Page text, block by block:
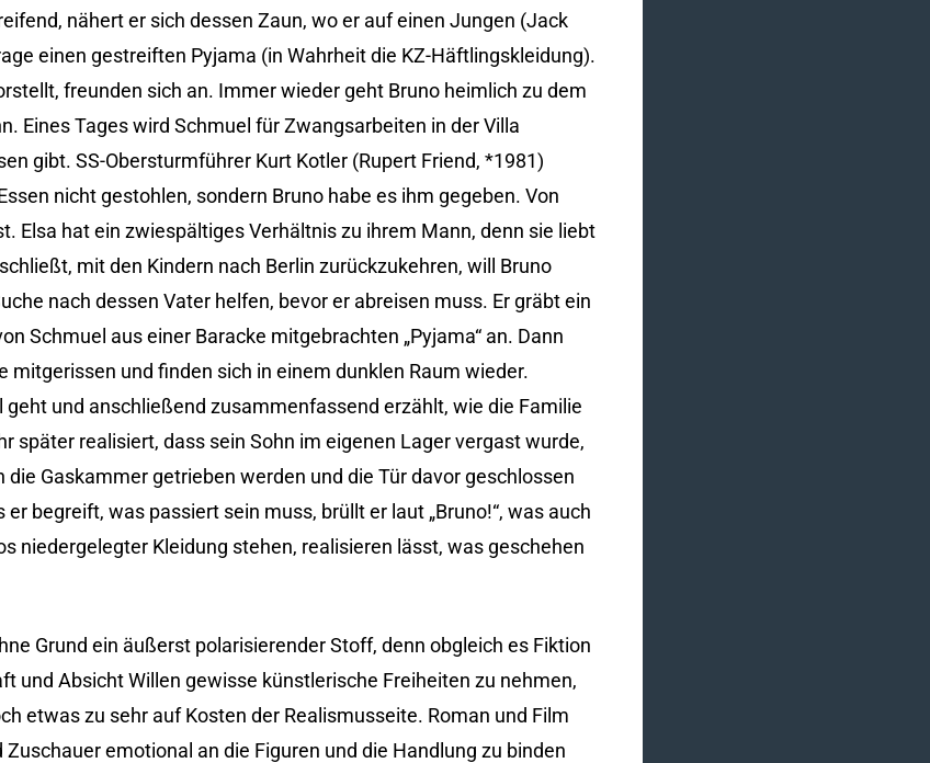
nähert er sich dessen Zaun, wo er auf einen Jungen (Jack
einen gestreiften Pyjama (in Wahrheit die KZ-Häftlingskleidung).
freunden sich an. Immer wieder geht Bruno heimlich zu dem
Eines Tages wird Schmuel für Zwangsarbeiten in der Villa
gibt. SS-Obersturmführer Kurt Kotler (Rupert Friend, *1981)
nicht gestohlen, sondern Bruno habe es ihm gegeben. Von
Elsa hat ein zwiespältiges Verhältnis zu ihrem Mann, denn sie liebt
mit den Kindern nach Berlin zurückzukehren, will Bruno
nach dessen Vater helfen, bevor er abreisen muss. Er gräbt ein
Schmuel aus einer Baracke mitgebrachten „Pyjama“ an. Dann
mitgerissen und finden sich in einem dunklen Raum wieder.
und anschließend zusammenfassend erzählt, wie die Familie
später realisiert, dass sein Sohn im eigenen Lager vergast wurde,
Gaskammer getrieben werden und die Tür davor geschlossen
begreift, was passiert sein muss, brüllt er laut „Bruno!“, was auch
niedergelegter Kleidung stehen, realisieren lässt, was geschehen
Grund ein äußerst polarisierender Stoff, denn obgleich es Fiktion
und Absicht Willen gewisse künstlerische Freiheiten zu nehmen,
etwas zu sehr auf Kosten der Realismusseite. Roman und Film
emotional an die Figuren und die Handlung zu binden